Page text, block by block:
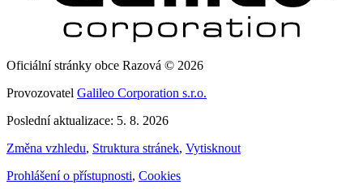
Oficiální stránky obce Razová © 2026
Provozovatel Galileo Corporation s.r.o.
Poslední aktualizace: 5. 8. 2026
Změna vzhledu, Struktura stránek, Vytisknout
Prohlášení o přístupnosti, Cookies